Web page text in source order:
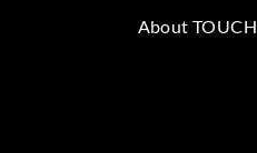
About TOUCH